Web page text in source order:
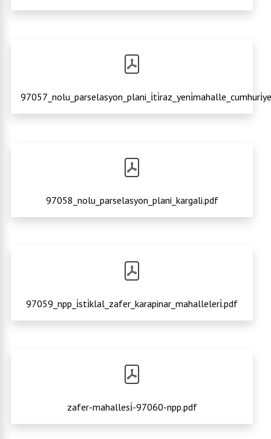
97058_nolu_parselasyon_plani_kargali.pdf
97059_npp_i̇sti̇klal_zafer_karapinar_mahalleleri̇.pdf
zafer-mahallesi̇-97060-npp.pdf